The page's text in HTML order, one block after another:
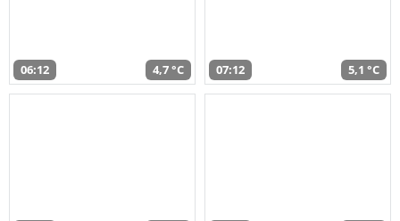
06:12 4,7 °C 07:12 5,1 °C